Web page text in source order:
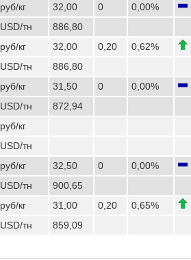
руб/кг 32,00 0
0,00%
USD/тн
886,80
руб/кг 32,00 0,20
0,62%
USD/тн
886,80
руб/кг 31,50 0
0,00%
USD/тн
872,94
руб/кг
USD/тн
руб/кг 32,50 0
0,00%
USD/тн
900,65
руб/кг 31,00 0,20
0,65%
USD/тн
859,09